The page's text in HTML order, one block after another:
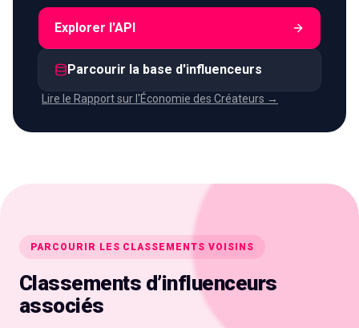
Explorer l'API
Parcourir la base d'influenceurs
Lire le Rapport sur l'Économie des Créateurs →
PARCOURIR LES CLASSEMENTS VOISINS
Classements d’influenceurs
associés